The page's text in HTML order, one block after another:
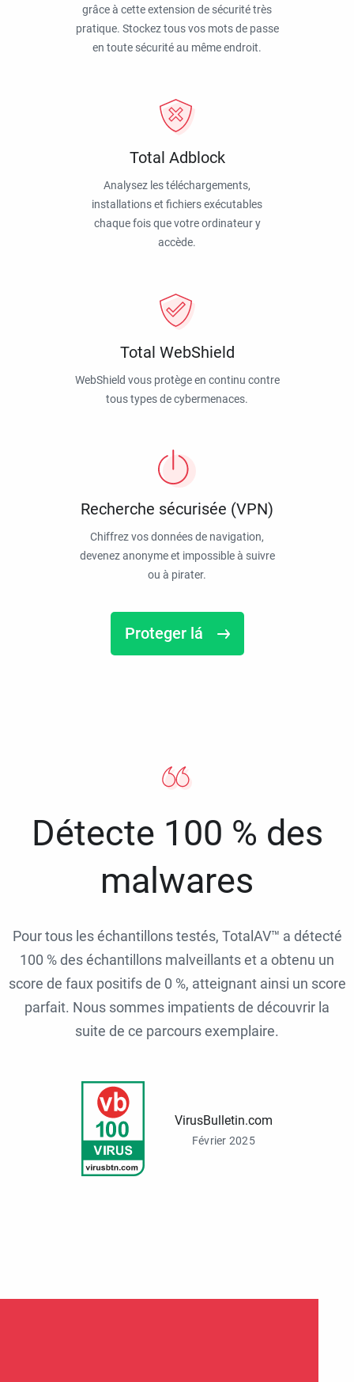
grâce à cette extension de sécurité très
pratique. Stockez tous vos mots de passe
en toute sécurité au même endroit.
Total Adblock
Analysez les téléchargements,
installations et fichiers exécutables
chaque fois que votre ordinateur y
accède.
Total WebShield
WebShield vous protège en continu contre
tous types de cybermenaces.
Recherche sécurisée (VPN)
Chiffrez vos données de navigation,
devenez anonyme et impossible à suivre
ou à pirater.
Proteger lá
Détecte 100 % des
malwares
Pour tous les échantillons testés, TotalAV™ a détecté
100 % des échantillons malveillants et a obtenu un
score de faux positifs de 0 %, atteignant ainsi un score
parfait. Nous sommes impatients de découvrir la
suite de ce parcours exemplaire.
VirusBulletin.com
Février 2025